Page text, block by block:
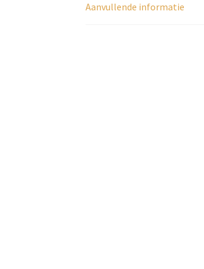
Aanvullende informatie